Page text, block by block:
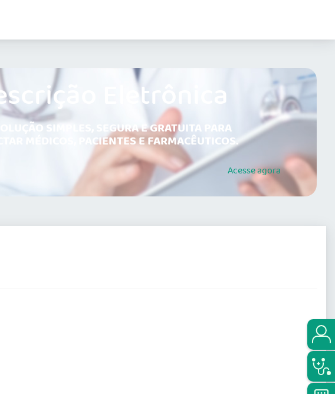
Eletrônica
SIMPLES, SEGURA E GRATUITA PARA
MÉDICOS, PACIENTES E FARMACÊUTICOS.
Acesseagora